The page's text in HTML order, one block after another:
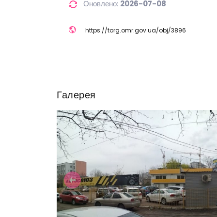
Оновлено: 2026-07-08
https://torg.omr.gov.ua/obj/3896
Галерея
Previous